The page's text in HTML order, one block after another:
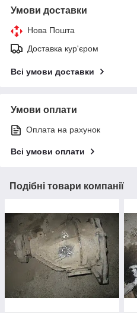
Умови доставки
Нова Пошта
Доставка кур'єром
Всі умови доставки
Умови оплати
Оплата на рахунок
Всі умови оплати
Подібні товари компанії